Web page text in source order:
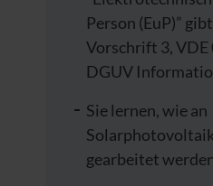
Person (EuP)”
Vorschrift 3, VDE
DGUV
Sie lernen, wie an
gearbeitet